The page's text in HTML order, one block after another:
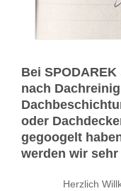
Bei
nach
oder
gegoogelt
werden wir
Herzlich